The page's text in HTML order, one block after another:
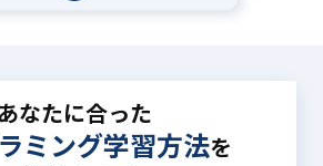
なたに合った
ミング学習方法を